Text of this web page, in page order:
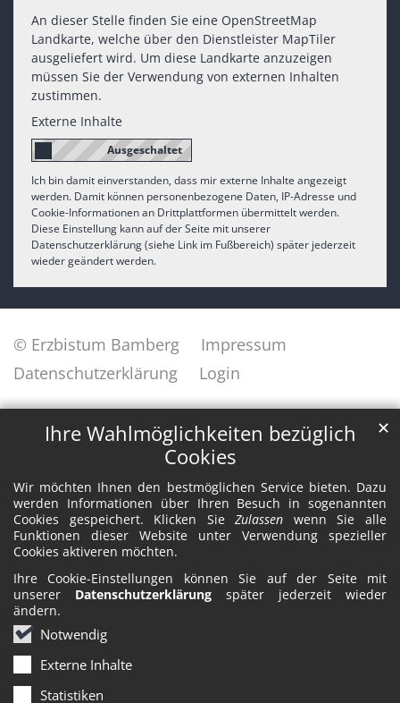
Ihre Wahlmöglichkeiten bezüglich
Cookies
Wir möchten Ihnen den bestmöglichen Service bieten. Dazu
werden Informationen über Ihren Besuch in sogenannten
Cookies gespeichert. Klicken SieZulassen wenn Sie alle
Funktionen dieser Website unter Verwendung spezieller
Cookies aktiveren möchten.
Ihre Cookie-Einstellungen können Sie auf der Seite mit
unserer Datenschutzerklärung später jederzeit wieder
ändern.
Notwendig
Externe Inhalte
Statistiken
✕
An dieser Stelle finden Sie eine OpenStreetMap
Landkarte, welche über den Dienstleister MapTiler
ausgeliefert wird. Um diese Landkarte anzuzeigen
müssen Sie der Verwendung von externen Inhalten
zustimmen.
Externe Inhalte
Ich bin damit einverstanden, dass mir externe Inhalte angezeigt
werden. Damit können personenbezogene Daten, IP-Adresse und
Cookie-Informationen an Drittplattformen übermittelt werden.
Diese Einstellung kann auf der Seite mit unserer
Datenschutzerklärung (siehe Link im Fußbereich) später jederzeit
wieder geändert werden.
© Erzbistum Bamberg
Impressum
Datenschutzerklärung
Login